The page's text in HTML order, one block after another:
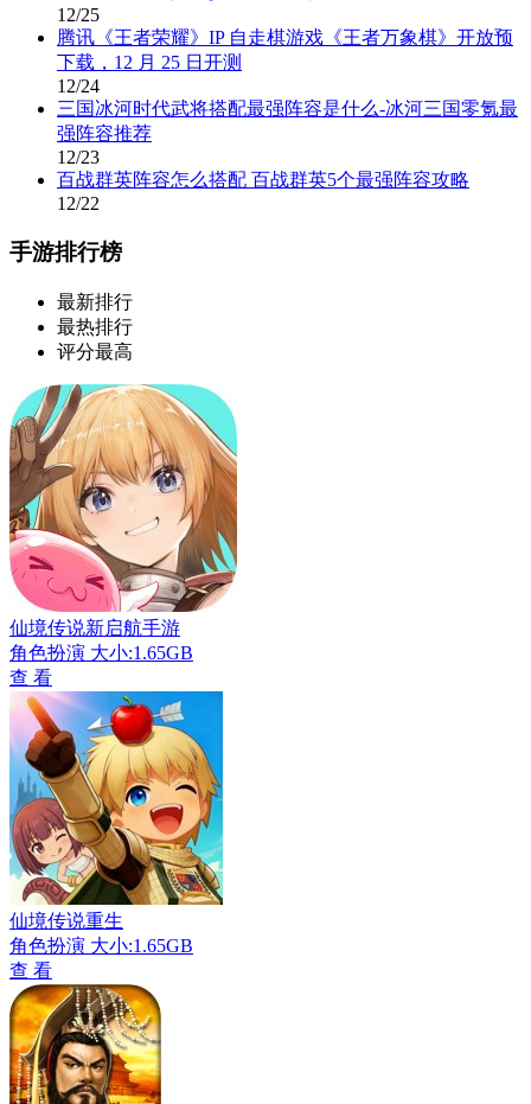
12/25
腾讯《王者荣耀》IP 自走棋游戏《王者万象棋》开放预
下载，12 月 25 日开测
12/24
三国冰河时代武将搭配最强阵容是什么-冰河三国零氪最
强阵容推荐
12/23
百战群英阵容怎么搭配 百战群英5个最强阵容攻略
12/22
手游排行榜
最新排行
最热排行
评分最高
仙境传说新启航手游
角色扮演 大小:1.65GB
查 看
仙境传说重生
角色扮演 大小:1.65GB
查 看